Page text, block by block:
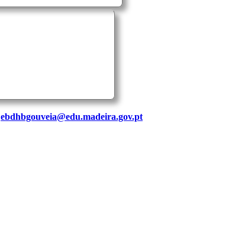
ebdhbgouveia@edu.madeira.gov.pt